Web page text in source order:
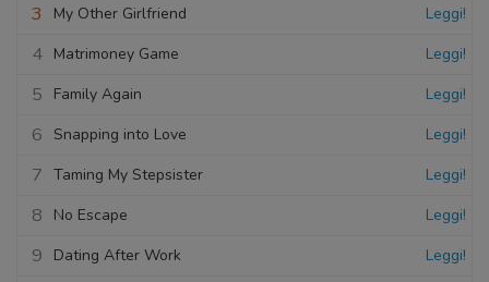
3 My Other Girlfriend Leggi!
4 Matrimoney Game Leggi!
5 Family Again Leggi!
6 Snapping into Love Leggi!
7 Taming My Stepsister Leggi!
8 No Escape Leggi!
9 Dating After Work Leggi!